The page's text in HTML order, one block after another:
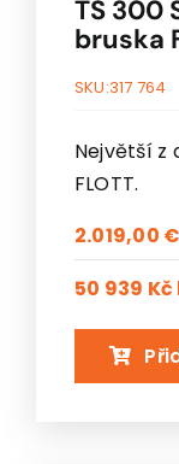
TS 300
bruska
SKU:317 764
Největší z
FLOTT.
2.019,00 €
50 939 Kč